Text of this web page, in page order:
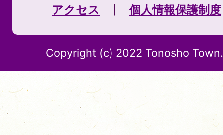
アクセス 個人情報保護制度
Copyright (c) 2022 Tonosho